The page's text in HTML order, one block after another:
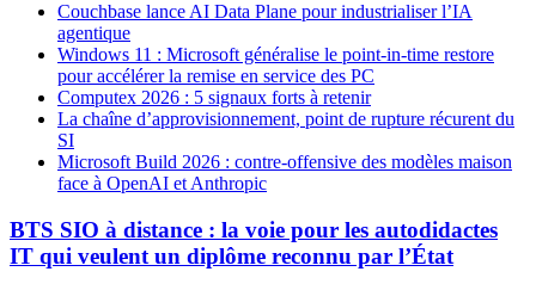
Couchbase lance AI Data Plane pour industrialiser l’IA
agentique
Windows 11 : Microsoft généralise le point-in-time restore
pour accélérer la remise en service des PC
Computex 2026 : 5 signaux forts à retenir
La chaîne d’approvisionnement, point de rupture récurent du
SI
Microsoft Build 2026 : contre-offensive des modèles maison
face à OpenAI et Anthropic
BTS SIO à distance : la voie pour les autodidactes
IT qui veulent un diplôme reconnu par l’État